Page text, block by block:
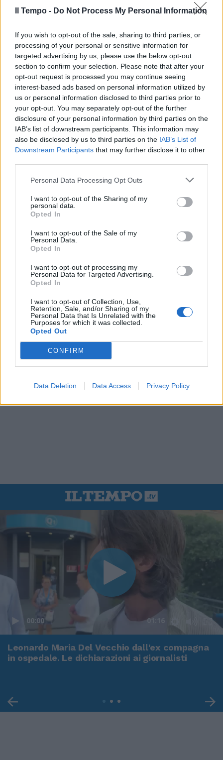
Il Tempo - Do Not Process My Personal Information
If you wish to opt-out of the sale, sharing to third parties, or
processing of your personal or sensitive information for
targeted advertising by us, please use the below opt-out
section to confirm your selection. Please note that after your
opt-out request is processed you may continue seeing
interest-based ads based on personal information utilized by
us or personal information disclosed to third parties prior to
your opt-out. You may separately opt-out of the further
disclosure of your personal information by third parties on the
IAB’s list of downstream participants. This information may
also be disclosed by us to third parties on the IAB’s List of
Downstream Participants that may further disclose it to other
Personal Data Processing Opt Outs
I want to opt-out of the Sharing of my
personal data.
Opted In
I want to opt-out of the Sale of my
Personal Data.
Opted In
I want to opt-out of processing my
Personal Data for Targeted Advertising.
Opted In
I want to opt-out of Collection, Use,
Retention, Sale, and/or Sharing of my
Personal Data that Is Unrelated with the
Purposes for which it was collected.
Opted Out
CONFIRM
Data Deletion Data Access Privacy Policy
In evidenza
00:00 01:16
Leonardo Maria Del Vecchio dall'ex compagna
in ospedale. Le dichiarazioni ai giornalisti